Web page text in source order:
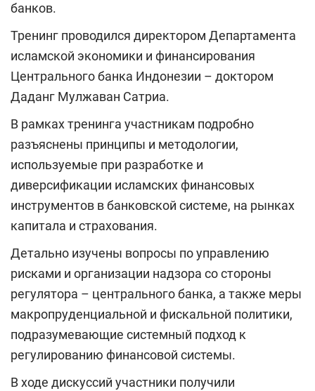
банков.
Тренинг проводился директором Департамента
исламской экономики и финансирования
Центрального банка Индонезии – доктором
Даданг Мулжаван Сатриа.
В рамках тренинга участникам подробно
разъяснены принципы и методологии,
используемые при разработке и
диверсификации исламских финансовых
инструментов в банковской системе, на рынках
капитала и страхования.
Детально изучены вопросы по управлению
рисками и организации надзора со стороны
регулятора – центрального банка, а также меры
макропруденциальной и фискальной политики,
подразумевающие системный подход к
регулированию финансовой системы.
В ходе дискуссий участники получили